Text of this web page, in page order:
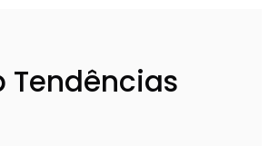
Tendências